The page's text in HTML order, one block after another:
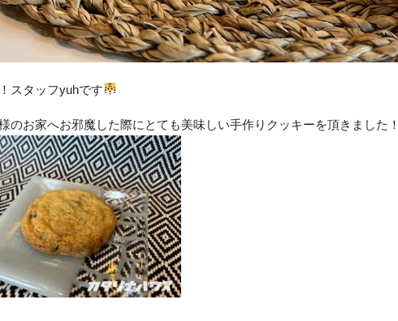
スタッフyuhです
のお家へお邪魔した際にとても美味しい手作りクッキーを頂きました！